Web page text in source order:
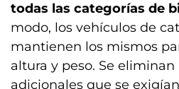
todas las categorías de
modo, los vehículos de
mantienen los mismos
altura y peso. Se
adicionales que se